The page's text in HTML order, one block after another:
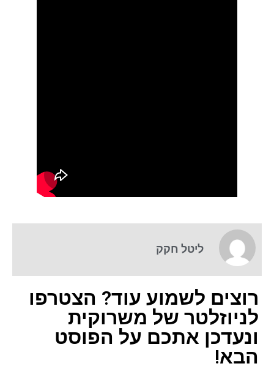
ליטל חקק
רוצים לשמוע עוד? הצטרפו
לניוזלטר של משרוקית
ונעדכן אתכם על הפוסט
הבא!